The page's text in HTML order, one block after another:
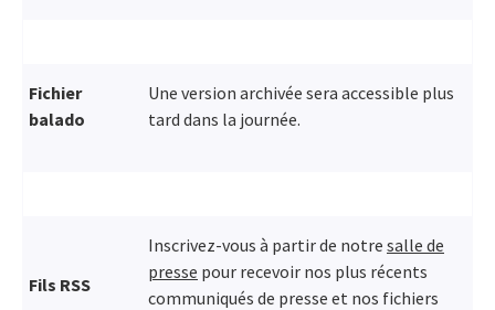
Fichier
balado
Une version archivée sera accessible plus
tard dans la journée.
Fils RSS
Inscrivez-vous à partir de notre salle de
presse pour recevoir nos plus récents
communiqués de presse et nos fichiers